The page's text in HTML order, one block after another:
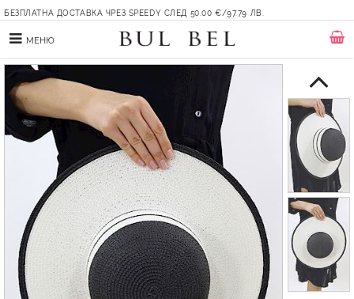
БЕЗПЛАТНА ДОСТАВКА ЧРЕЗ SPEEDY СЛЕД 50.00 €/97.79 ЛВ.
МЕНЮ